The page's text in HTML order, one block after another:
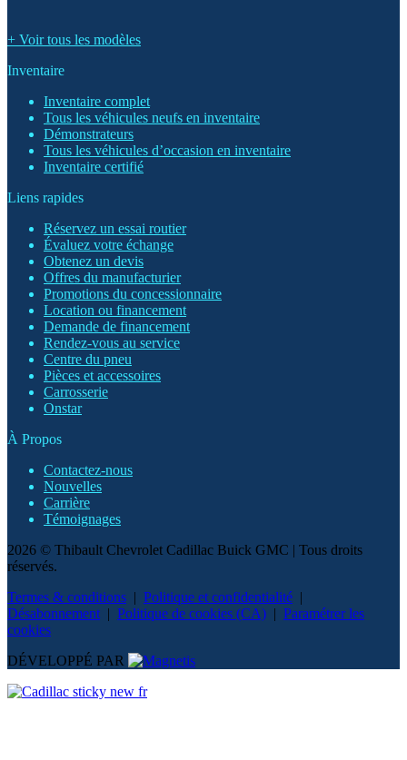
+ Voir tous les modèles
Inventaire
Inventaire complet
Tous les véhicules neufs en inventaire
Démonstrateurs
Tous les véhicules d’occasion en inventaire
Inventaire certifié
Liens rapides
Réservez un essai routier
Évaluez votre échange
Obtenez un devis
Offres du manufacturier
Promotions du concessionnaire
Location ou financement
Demande de financement
Rendez-vous au service
Centre du pneu
Pièces et accessoires
Carrosserie
Onstar
À Propos
Contactez-nous
Nouvelles
Carrière
Témoignages
2026 © Thibault Chevrolet Cadillac Buick GMC | Tous droits
réservés.
Termes & conditions | Politique et confidentialité |
Désabonnement | Politique de cookies (CA) | Paramétrer les
cookies
DÉVELOPPÉ PAR